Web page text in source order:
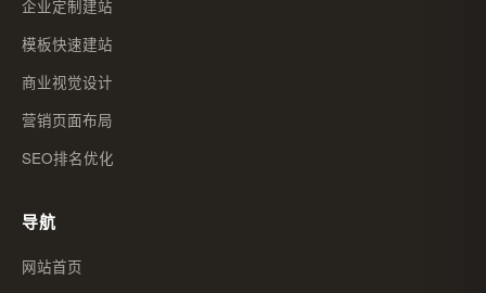
企业定制建站
模板快速建站
商业视觉设计
营销页面布局
SEO排名优化
导航
网站首页